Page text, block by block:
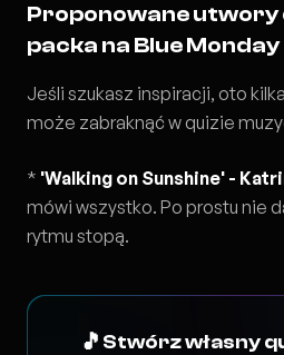
Proponowane utwory
packa na Blue Monday
Jeśli szukasz inspiracji, oto
może zabraknąć w quizie
* 'Walking on Sunshine' -
mówi wszystko. Po prostu nie
rytmu stopą.
🎵 Stwórz własny